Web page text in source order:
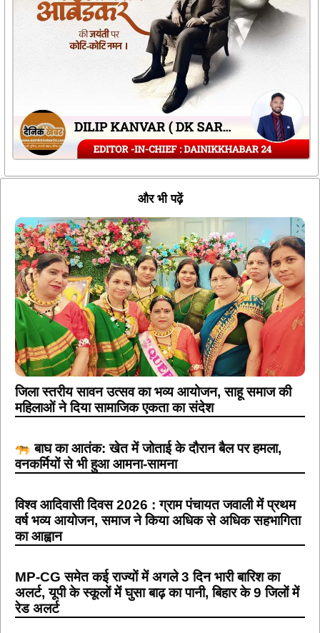
और भी पढ़ें
जिला स्तरीय सावन उत्सव का भव्य आयोजन, साहू समाज की
महिलाओं ने दिया सामाजिक एकता का संदेश
बाघ का आतंक: खेत में जोताई के दौरान बैल पर हमला,
वनकर्मियों से भी हुआ आमना-सामना
विश्व आदिवासी दिवस 2026 : ग्राम पंचायत जवाली में प्रथम
वर्ष भव्य आयोजन, समाज ने किया अधिक से अधिक सहभागिता
का आह्वान
MP-CG समेत कई राज्यों में अगले 3 दिन भारी बारिश का
अलर्ट, यूपी के स्कूलों में घुसा बाढ़ का पानी, बिहार के 9 जिलों में
रेड अलर्ट